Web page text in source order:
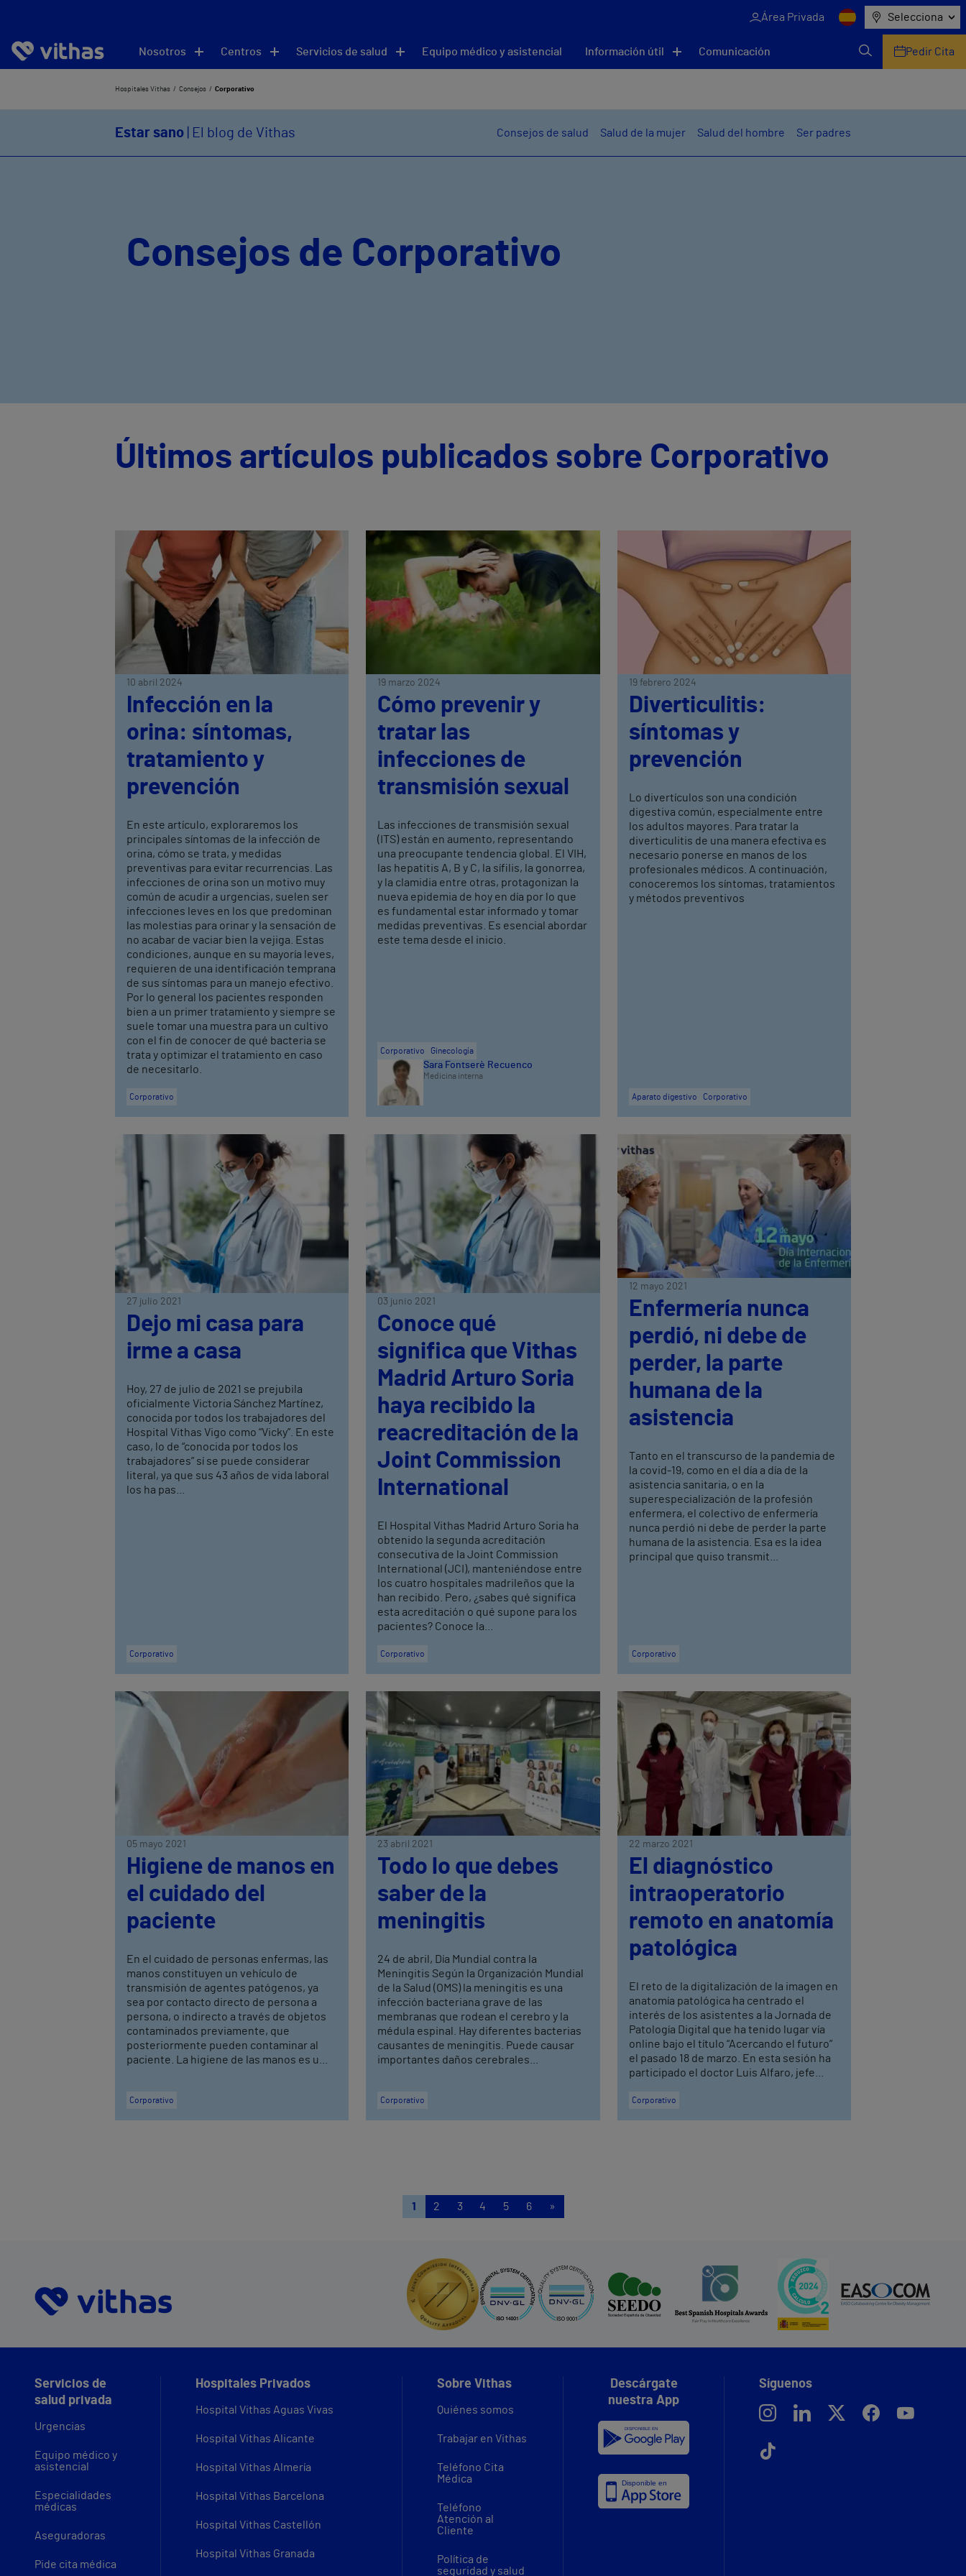
Área Privada Selecciona
Nosotros Centros Servicios de salud Equipo médico y asistencial Información útil Comunicación Pedir Cita
Hospitales Vithas Consejos Corporativo
Estar sano | El blog de Vithas Consejos de salud Salud de la mujer Salud del hombre Ser padres
Consejos de Corporativo
Últimos artículos publicados sobre Corporativo
10 abril 2024
Infección en la
orina: síntomas,
tratamiento y
prevención
En este artículo, exploraremos los
principales síntomas de la infección de
orina, cómo se trata, y medidas
preventivas para evitar recurrencias. Las
infecciones de orina son un motivo muy
común de acudir a urgencias, suelen ser
infecciones leves en los que predominan
las molestias para orinar y la sensación de
no acabar de vaciar bien la vejiga. Estas
condiciones, aunque en su mayoría leves,
requieren de una identificación temprana
de sus síntomas para un manejo efectivo.
Por lo general los pacientes responden
bien a un primer tratamiento y siempre se
suele tomar una muestra para un cultivo
con el fin de conocer de qué bacteria se
trata y optimizar el tratamiento en caso
de necesitarlo.
Corporativo
19 marzo 2024
Cómo prevenir y
tratar las
infecciones de
transmisión sexual
Las infecciones de transmisión sexual
(ITS) están en aumento, representando
una preocupante tendencia global. El VIH,
las hepatitis A, B y C, la sífilis, la gonorrea,
y la clamidia entre otras, protagonizan la
nueva epidemia de hoy en día por lo que
es fundamental estar informado y tomar
medidas preventivas. Es esencial abordar
este tema desde el inicio.
Corporativo Ginecología
Sara Fontserè Recuenco
Medicina interna
19 febrero 2024
Diverticulitis:
síntomas y
prevención
Lo divertículos son una condición
digestiva común, especialmente entre
los adultos mayores. Para tratar la
diverticulitis de una manera efectiva es
necesario ponerse en manos de los
profesionales médicos. A continuación,
conoceremos los síntomas, tratamientos
y métodos preventivos
Aparato digestivo Corporativo
27 julio 2021
Dejo mi casa para
irme a casa
Hoy, 27 de julio de 2021 se prejubila
oficialmente Victoria Sánchez Martínez,
conocida por todos los trabajadores del
Hospital Vithas Vigo como “Vicky”. En este
caso, lo de “conocida por todos los
trabajadores” sí se puede considerar
literal, ya que sus 43 años de vida laboral
los ha pas...
Corporativo
03 junio 2021
Conoce qué
significa que Vithas
Madrid Arturo Soria
haya recibido la
reacreditación de la
Joint Commission
International
El Hospital Vithas Madrid Arturo Soria ha
obtenido la segunda acreditación
consecutiva de la Joint Commission
International (JCI), manteniéndose entre
los cuatro hospitales madrileños que la
han recibido. Pero, ¿sabes qué significa
esta acreditación o qué supone para los
pacientes? Conoce la...
Corporativo
12 mayo 2021
Enfermería nunca
perdió, ni debe de
perder, la parte
humana de la
asistencia
Tanto en el transcurso de la pandemia de
la covid-19, como en el día a día de la
asistencia sanitaria, o en la
superespecialización de la profesión
enfermera, el colectivo de enfermería
nunca perdió ni debe de perder la parte
humana de la asistencia. Esa es la idea
principal que quiso transmit...
Corporativo
05 mayo 2021
Higiene de manos en
el cuidado del
paciente
En el cuidado de personas enfermas, las
manos constituyen un vehículo de
transmisión de agentes patógenos, ya
sea por contacto directo de persona a
persona, o indirecto a través de objetos
contaminados previamente, que
posteriormente pueden contaminar al
paciente. La higiene de las manos es u...
Corporativo
23 abril 2021
Todo lo que debes
saber de la
meningitis
24 de abril, Día Mundial contra la
Meningitis Según la Organización Mundial
de la Salud (OMS) la meningitis es una
infección bacteriana grave de las
membranas que rodean el cerebro y la
médula espinal. Hay diferentes bacterias
causantes de meningitis. Puede causar
importantes daños cerebrales...
Corporativo
22 marzo 2021
El diagnóstico
intraoperatorio
remoto en anatomía
patológica
El reto de la digitalización de la imagen en
anatomía patológica ha centrado el
interés de los asistentes a la Jornada de
Patología Digital que ha tenido lugar vía
online bajo el título “Acercando el futuro”
el pasado 18 de marzo. En esta sesión ha
participado el doctor Luis Alfaro, jefe...
Corporativo
1 2 3 4 5 6 »
Servicios de
salud privada
Urgencias
Equipo médico y
asistencial
Especialidades
médicas
Aseguradoras
Pide cita médica
Hospitales Privados
Hospital Vithas Aguas Vivas
Hospital Vithas Alicante
Hospital Vithas Almería
Hospital Vithas Barcelona
Hospital Vithas Castellón
Hospital Vithas Granada
Sobre Vithas
Quiénes somos
Trabajar en Vithas
Teléfono Cita
Médica
Teléfono
Atención al
Cliente
Política de
seguridad y salud
Descárgate
nuestra App
Síguenos